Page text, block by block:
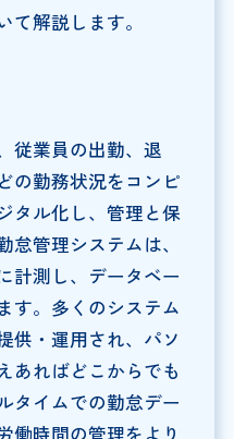
て解説します。
従業員の出勤、退
の勤務状況をコンピ
タル化し、管理と保
管理システムは、
計測し、データベー
す。多くのシステム
供・運用され、パソ
あればどこからでも
タイムでの勤怠デー
働時間の管理をより